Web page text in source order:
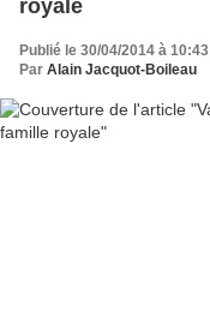
royale
Publié le 30/04/2014 à 10:43
Par Alain Jacquot-Boileau